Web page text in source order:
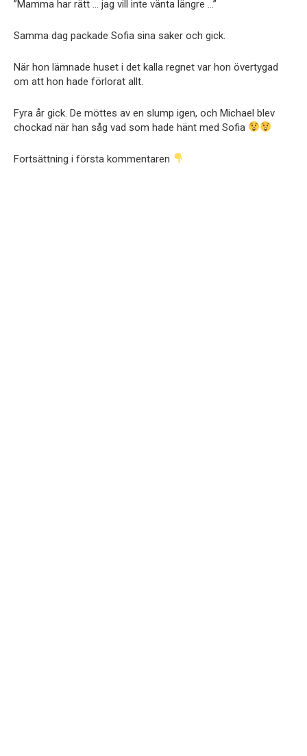
”Mamma har rätt … jag vill inte vänta längre …”
Samma dag packade Sofia sina saker och gick.
När hon lämnade huset i det kalla regnet var hon övertygad
om att hon hade förlorat allt.
Fyra år gick. De möttes av en slump igen, och Michael blev
chockad när han såg vad som hade hänt med Sofia
Fortsättning i första kommentaren